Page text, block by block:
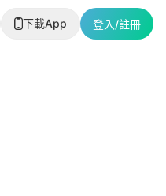
下載App 登入/註冊